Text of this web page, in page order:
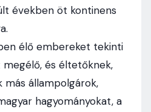
években öt kontinens
élő embereket tekinti
és éltetőknek,
állampolgárok,
hagyományokat, a